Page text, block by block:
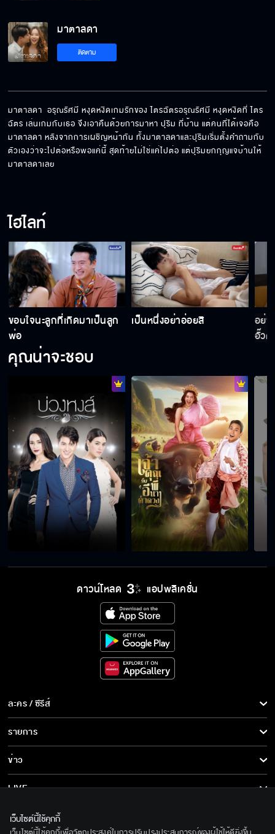
มาตาลดา
ติดตาม
มาตาลดา  อรุณรัศมี หงุดหงิดเกมรักของ ไตรฉัตรอรุณรัศมี หงุดหงิดที่ ไตร
ฉัตร เล่นเกมกับเธอ จึงเอาคืนด้วยการมาหา ปุริม ที่บ้าน แต่คนที่ได้เจอคือ
มาตาลดา หลังจากการเผชิญหน้ากัน ทั้งมาตาลดาและปุริมเริ่มตั้งคำถามกับ
ตัวเองว่าจะไปต่อหรือพอแค่นี้ สุดท้ายไม่ใช่แค่ไปต่อ แต่ปุริมยกกุญแจบ้านให้
มาตาลดาเลย
ไฮไลท์
ขอบใจนะลูกที่เกิดมาเป็นลูก
พ่อ
เป็นหนึ่งอย่าอ่อยสิ
อย่
อั๊ว
คุณน่าจะชอบ
ดาวน์โหลด แอปพลิเคชั่น
ละคร / ซีรีส์
ละคร/ซีรีส์
ซีรีส์นานาชาติ
การ์ตูน & เกม
รายการ
รายการทั้งหมด
ข่าว
ข่าวทั้งหมด
ข่าวประชาสัมพันธ์
LIVE
เกี่ยวกับเรา
เว็บไซต์นี้ใช้คุกกี้